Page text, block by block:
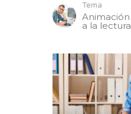
Tema
Animación
a la lectura